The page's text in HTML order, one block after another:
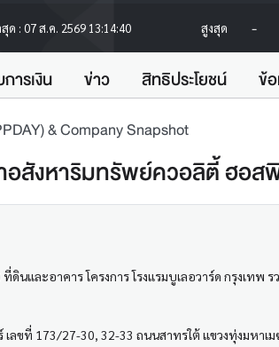
สุด :07 ส.ค. 2569 13:14:40 สูงสุด -
ารเงิน ข่าว สิทธิประโยชน์ ข้
& Company Snapshot
อสังหาริมทรัพย์ควอลิตี้ ฮอ
ดินและอาคาร โครงการ โรงแรมบูเลอวาร์ด กรุงเทพ
เลขที่ 173/27-30, 32-33 ถนนสาทรใต้ แขวงทุ่งมหาเ